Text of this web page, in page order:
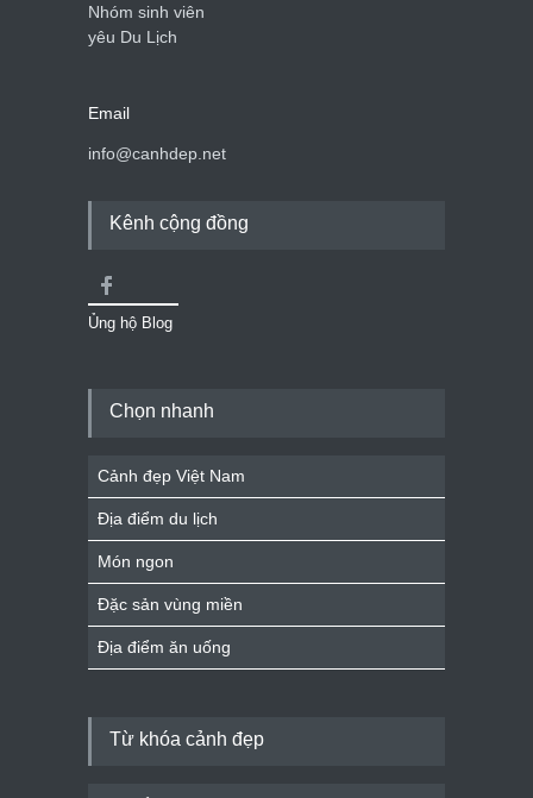
Nhóm sinh viên
yêu Du Lịch
Email
info@canhdep.net
Kênh cộng đồng
Ủng hộ Blog
Chọn nhanh
Cảnh đẹp Việt Nam
Địa điểm du lịch
Món ngon
Đặc sản vùng miền
Địa điểm ăn uống
Từ khóa cảnh đẹp